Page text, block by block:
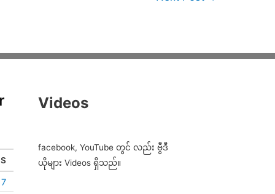
S
7
Videos
facebook, YouTube တွင် လည်း ဗွီဒီ
ယိုများ Videos ရှိသည်။